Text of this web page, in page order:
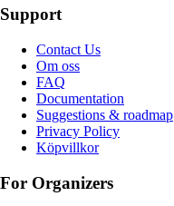
Support
Contact Us
Om oss
FAQ
Documentation
Suggestions & roadmap
Privacy Policy
Köpvillkor
For Organizers